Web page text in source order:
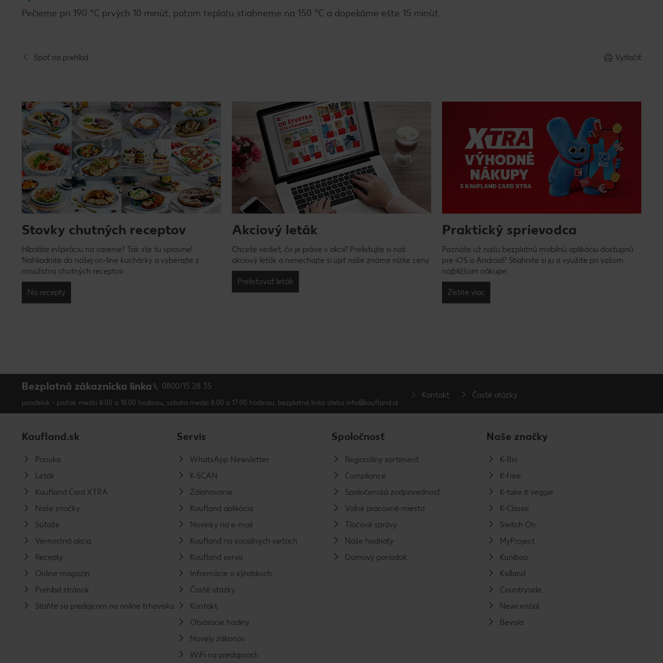
Pečieme pri 190 °C prvých 10 minút, potom teplotu stiahneme na 150 °C a dopekáme ešte 15 minút.
Späť na prehľad Vytlačiť
Stovky chutných receptov
Hľadáte inšpiráciu na varenie? Tak ste tu správne!
Nahliadnite do našej on-line kuchárky a vyberajte z
množstva chutných receptov.
Na recepty
Akciový leták
Chcete vedieť, čo je práve v akcii? Prelistujte si náš
akciový leták a nenechajte si ujsť naše známe nízke ceny.
Prelistovať leták
Praktický sprievodca
Poznáte už našu bezplatnú mobilnú aplikáciu dostupnú
pre iOS a Android? Stiahnite si ju a využite pri vašom
najbližšom nákupe.
Zistite viac
Bezplatná zákaznícka linka 0800/15 28 35
pondelok - piatok medzi 8:00 a 18:00 hodinou, sobota medzi 8:00 a 17:00 hodinou, bezplatná linka alebo info@kaufland.sk
Kontakt Časté otázky
Kaufland.sk
Ponuka
Leták
Kaufland Card XTRA
Naše značky
Súťaže
Vernostná akcia
Recepty
Online magazín
Prehľad stránok
Staňte sa predajcom na online trhovisku
Servis
WhatsApp Newsletter
K-SCAN
Zálohovanie
Kaufland aplikácia
Novinky na e-mail
Kaufland na sociálnych sieťach
Kaufland servis
Informácie o výrobkoch
Časté otázky
Kontakt
Otváracie hodiny
Novely zákonov
WiFi na predajniach
Spoločnosť
Regionálny sortiment
Compliance
Spoločenská zodpovednosť
Voľné pracovné miesta
Tlačové správy
Naše hodnoty
Domový poriadok
Naše značky
K-Bio
K-free
K-take it veggie
K-Classic
Switch On
MyProject
Kuniboo
Kidland
Countryside
Newcential
Bevola